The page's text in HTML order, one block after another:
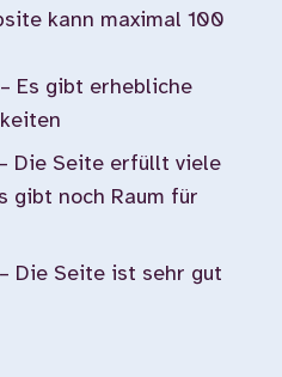
kann maximal 100
Es gibt erhebliche
Die Seite erfüllt viele
gibt noch Raum für
Die Seite ist sehr gut